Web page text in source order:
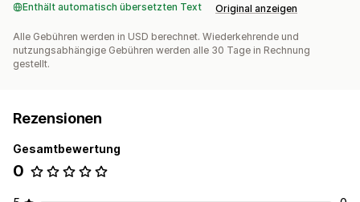
Enthält automatisch übersetzten Text Original anzeigen
Alle Gebühren werden in USD berechnet. Wiederkehrende und
nutzungsabhängige Gebühren werden alle 30 Tage in Rechnung
gestellt.
Rezensionen
Gesamtbewertung
0